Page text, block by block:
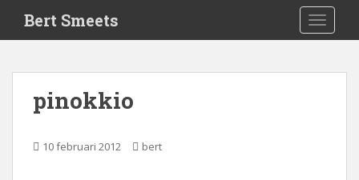
i
Bert Smeets
pinokkio
10 februari 2012 bert